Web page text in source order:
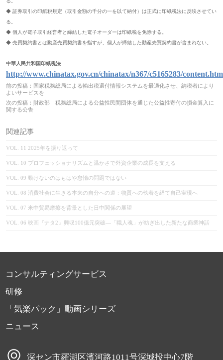
◆ 証券取引の印紙税規定（取引金額の千分の一を以て納付）は正式に印紙税法に反映させてい
る。
◆ 個人が電子取引経営者と締結した電子オーダーは印紙税を免除する。
◆ 売買契約書とは動産売買契約書を指すが、個人が締結した動産売買契約書が含まれない。
中華人民共和国印紙税法
http://www.chinatax.gov.cn/chinatax/n367/c5165283/
前の投稿： 国家税務総局による輸出税還付情報システムを最適化させ、納税者により
よいサービスを
次の投稿： 財政部 税務総局による公益性民間団体を通じた公益性寄付の損金算入に
関する公告
関連記事
VOL. 11 2025年を振り返って
VOL. 10 プロフェッショナリズムと温かさで外資企業の成長を支える
VOL. 09 ‌動けないのはもはや怠惰の問題ではない
VOL. 08 消費社会に生きる本来の自分への道：物質への執着を経て自己実現へ‌
VOL. 07 米中貿易摩擦を背景とした日中関係の展望
VOL. 06 映画『ナタ2』興収100億元突破―「職人魂」が紡ぎ出した新たな商業神話
コンサルティングサービス
研修
「気楽パック」動画シリーズ
ニュース
深セン市羅湖区濱河路1011号深城投中心7階